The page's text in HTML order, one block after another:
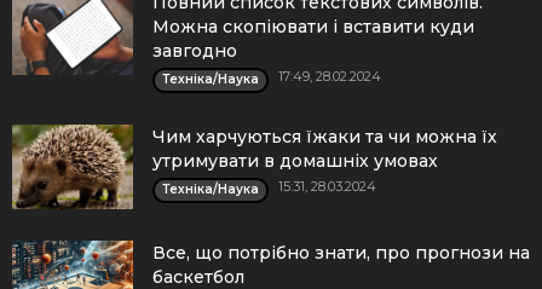
Можна скопіювати і вставити куди
завгодно
Техніка/Наука 17:49, 28.02.2024
Чим харчуються їжаки та чи можна їх
утримувати в домашніх умовах
Техніка/Наука 15:31, 28.03.2024
Все, що потрібно знати, про прогнози на
баскетбол